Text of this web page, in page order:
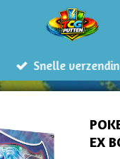
Snelle
EX